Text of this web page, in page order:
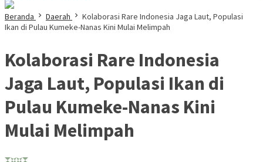
Beranda Daerah
Kolaborasi Rare Indonesia Jaga Laut, Populasi
Ikan di Pulau Kumeke-Nanas Kini Mulai Melimpah
Kolaborasi Rare Indonesia
Jaga Laut, Populasi Ikan di
Pulau Kumeke-Nanas Kini
Mulai Melimpah